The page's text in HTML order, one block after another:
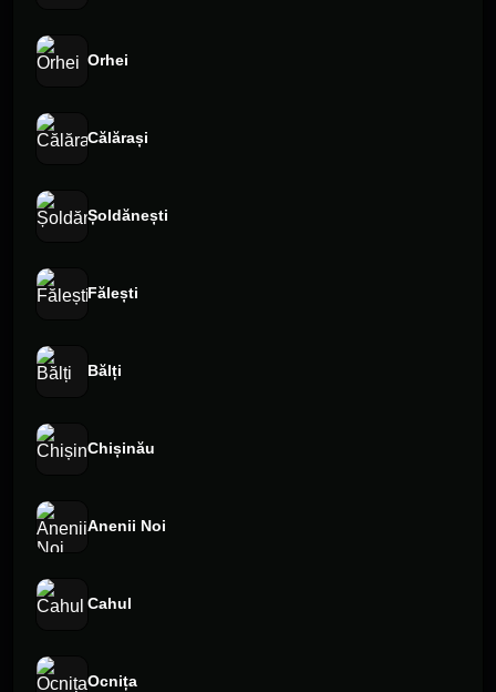
Orhei
Călărași
Șoldănești
Fălești
Bălți
Chișinău
Anenii Noi
Cahul
Ocnița